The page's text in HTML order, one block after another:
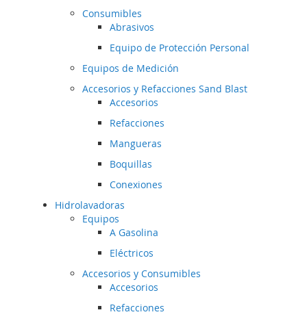
Consumibles
Abrasivos
Equipo de Protección Personal
Equipos de Medición
Accesorios y Refacciones Sand Blast
Accesorios
Refacciones
Mangueras
Boquillas
Conexiones
Hidrolavadoras
Equipos
A Gasolina
Eléctricos
Accesorios y Consumibles
Accesorios
Refacciones